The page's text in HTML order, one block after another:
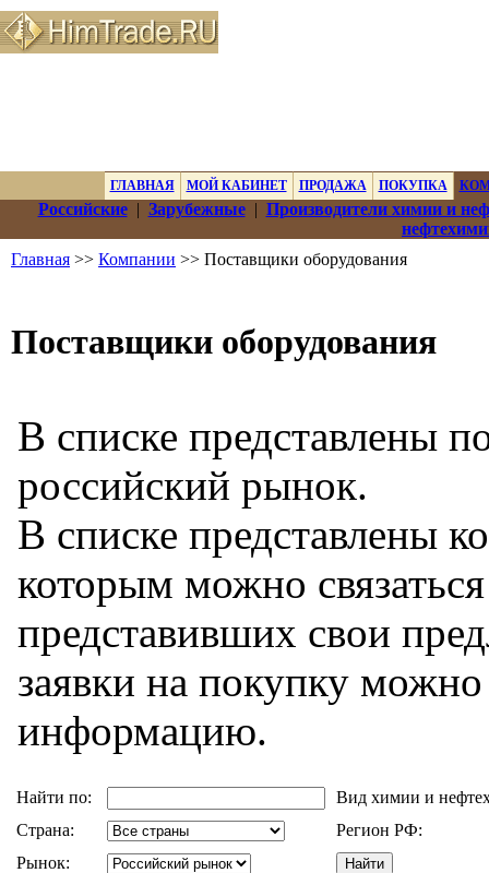
ГЛАВНАЯ МОЙ КАБИНЕТ ПРОДАЖА ПОКУПКА
Российские| Зарубежные| Производители химии и
Главная >> Компании >> Поставщики оборудования
Поставщики оборудования
В списке представлены
российский рынок.
В списке представлены
которым можно
представивших свои
заявки на покупку
информацию.
Найти по:
Вид химии и
Страна:
Регион РФ:
Рынок: